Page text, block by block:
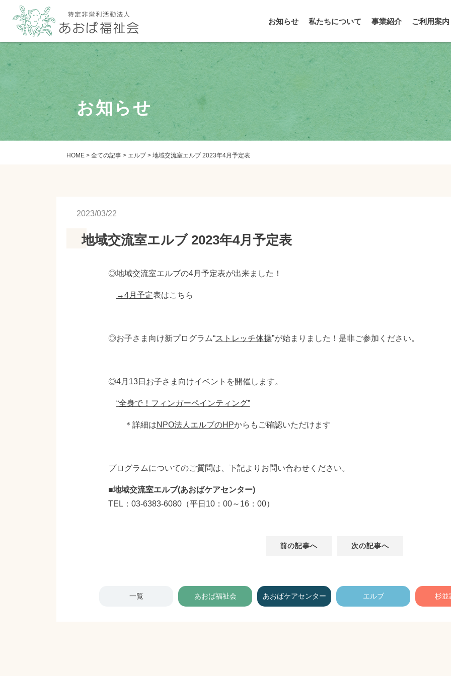
お知らせ 私たちについて 事業紹介 ご利用案内
お知らせ
HOME > 全ての記事 > エルブ > 地域交流室エルブ 2023年4月予定表
2023/03/22
地域交流室エルブ 2023年4月予定表
◎地域交流室エルブの4月予定表が出来ました！
→4月予定表はこちら
◎お子さま向け新プログラム“ストレッチ体操”が始まりました！是非ご参加ください。
◎4月13日お子さま向けイベントを開催します。
“全身で！フィンガーペインティング”
＊詳細はNPO法人エルブのHPからもご確認いただけます
プログラムについてのご質問は、下記よりお問い合わせください。
■地域交流室エルブ(あおばケアセンター)
TEL： 03-6383-6080（平日10：00～16：00）
前の記事へ 次の記事へ
一覧 あおば福祉会 あおばケアセンター エルブ 杉並